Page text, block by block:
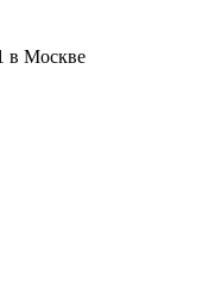
в Москве